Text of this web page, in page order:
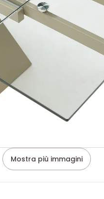
Mostra più immagini